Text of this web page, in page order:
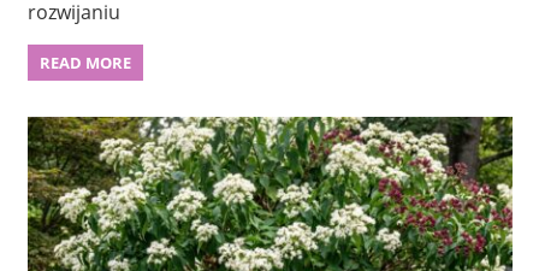
rozwijaniu
READ MORE